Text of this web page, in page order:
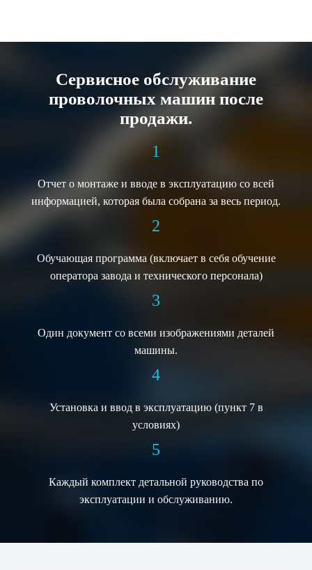
Сервисное обслуживание
проволочных машин после
продажи.
1
Отчет о монтаже и вводе в эксплуатацию со всей
информацией, которая была собрана за весь период.
2
Обучающая программа (включает в себя обучение
оператора завода и технического персонала)
3
Один документ со всеми изображениями деталей
машины.
4
Установка и ввод в эксплуатацию (пункт 7 в
условиях)
5
Каждый комплект детальной руководства по
эксплуатации и обслуживанию.